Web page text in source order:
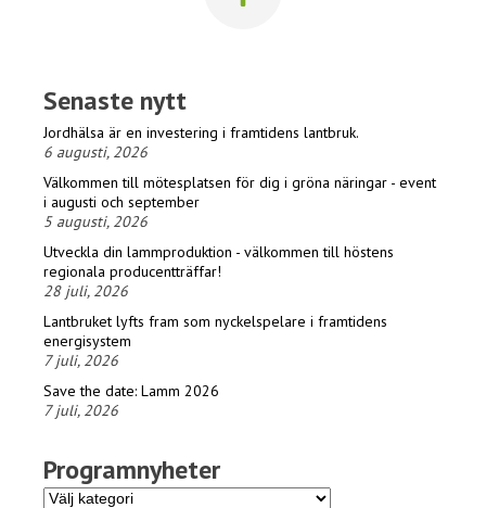
Senaste nytt
Jordhälsa är en investering i framtidens lantbruk.
6 augusti, 2026
Välkommen till mötesplatsen för dig i gröna näringar - event
i augusti och september
5 augusti, 2026
Utveckla din lammproduktion - välkommen till höstens
regionala producentträffar!
28 juli, 2026
Lantbruket lyfts fram som nyckelspelare i framtidens
energisystem
7 juli, 2026
Save the date: Lamm 2026
7 juli, 2026
Programnyheter
Programnyheter